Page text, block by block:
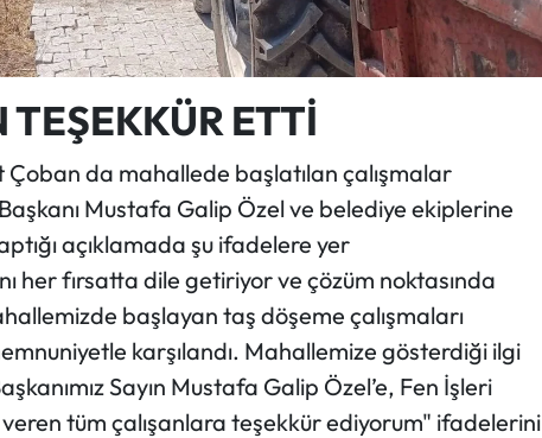
ETTİ
Çoban da mahallede başlatılan çalışmalar
Mustafa Galip Özel ve belediye ekiplerine
açıklamada şu ifadelere yer
her fırsatta dile getiriyor ve çözüm noktasında
başlayan taş döşeme çalışmaları
karşılandı. Mahallemize gösterdiği ilgi
Sayın Mustafa Galip Özel’e, Fen İşleri
tüm çalışanlara teşekkür ediyorum" ifadelerini